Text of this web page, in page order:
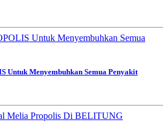
Untuk Menyembuhkan Semua Penyakit